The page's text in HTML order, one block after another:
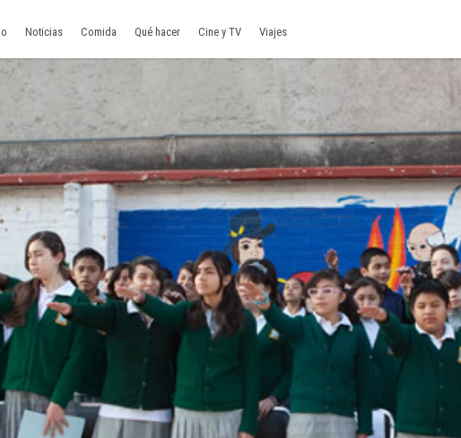
Noticias Comida Qué hacer Cine y TV Viajes